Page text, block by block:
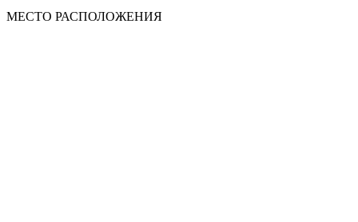
МЕСТО РАСПОЛОЖЕНИЯ